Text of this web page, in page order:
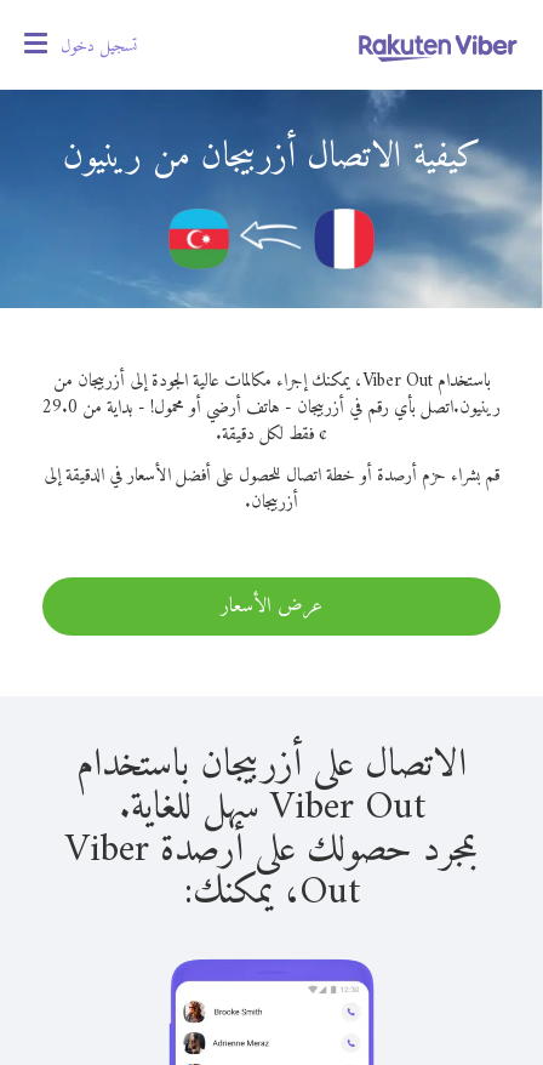
تسجيل دخول
كيفية الاتصال أزربيجان من رينيون
باستخدام Viber Out، يمكنك إجراء مكالمات عالية الجودة إلى أزربيجان من
رينيون.
اتصل بأي رقم في أزربيجان - هاتف أرضي أو محمول! - بداية من 29.0
¢ فقط لكل دقيقة.
قم بشراء حزم أرصدة أو خطة اتصال للحصول على أفضل الأسعار في الدقيقة إلى
أزربيجان.
عرض الأسعار
الاتصال على أزربيجان باستخدام
Viber Out سهل للغاية.
بمجرد حصولك على أرصدة Viber
Out، يمكنك: